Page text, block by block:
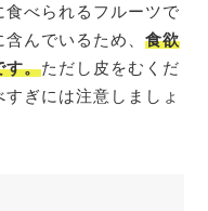
べられるフルーツで
含んでいるため、食欲
す。ただし皮をむくだ
ぎには注意しましょ